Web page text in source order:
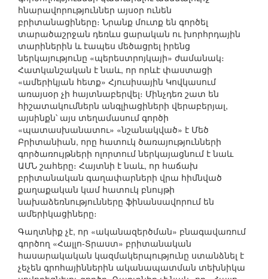
հնարավորություններ այսօր ունեն
բրիտանացիները։ Նրանք մուտք են գործել
տարածաշրջան դեռևս ցարական ու խորհրդային
տարիներին և էապես մեծացրել իրենց
ներկայությունը «պերեստրոյկայի» ժամանակ։
Հատկանշական է նաև, որ որևէ փաստացի
«ամերիկյան հետք» Հյուսիսային Կովկասում
առայսօր չի հայտնաբերվել։ Մինչդեռ շատ են
հիշատակումներն անգլիացիների վերաբերյալ,
այսինքն՝ այս տեղամասում գործի
«պատասխանատու» «նշանակված» է Մեծ
Բրիտանիան, որը հատուկ ծառայությունների
գործառույթների ոլորտում ներկայացնում է նաև
ԱՄՆ շահերը։ Հայտնի է նաև, որ հաճախ
բրիտանական գաղափարների վրա հիմնված
քաղաքական կամ հատուկ բնույթի
նախաձեռնությունները ֆինանսավորում են
ամերիկացիները։
Գաղտնիք չէ, որ «ականազերծման» բնագավառում
գործող «Հալլո-Տրաստ» բրիտանական
հասարակական կազմակերպությունը ստանձնել է
չեչեն գրոհայիններին ականապատման տեխնիկա